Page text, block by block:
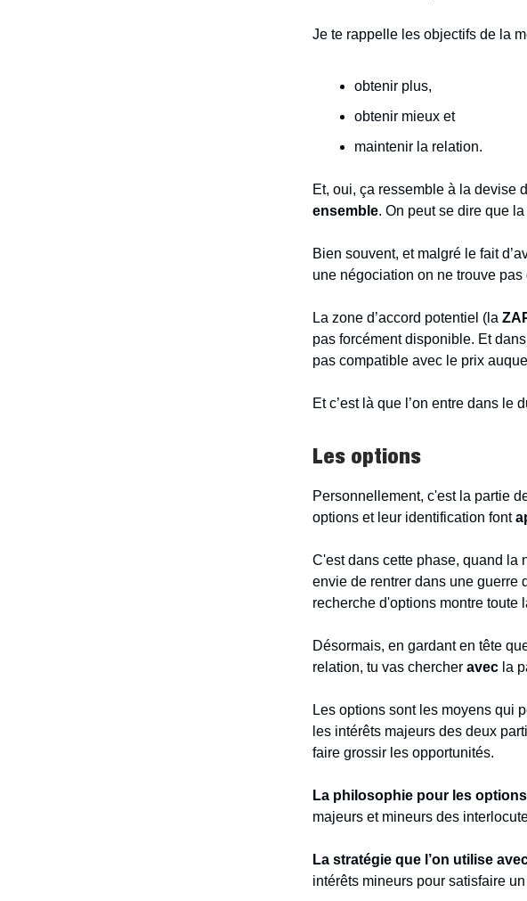
Je te rappelle les objectifs de la
obtenir plus,
obtenir mieux et
maintenir la relation.
Et, oui, ça ressemble à la devise
ensemble. On peut se dire que
Bien souvent, et malgré le fait
une négociation on ne trouve pas
La zone d’accord potentiel (la
pas forcément disponible. Et
pas compatible avec le prix
Et c’est là que l’on entre dans le
Les options
Personnellement, c'est la partie
options et leur identification font
C'est dans cette phase, quand la
envie de rentrer dans une guerre
recherche d'options montre toute
Désormais, en gardant en tête
relation, tu vas chercher avec la
Les options sont les moyens qui
les intérêts majeurs des deux
faire grossir les opportunités.
La philosophie pour les options
majeurs et mineurs des
La stratégie que l’on utilise
intérêts mineurs pour satisfaire